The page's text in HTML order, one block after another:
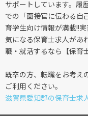
サポートしています。履
での「面接官に伝わる自
育学生向け情報が満載!!
気になる保育士求人があ
職・就活するなら【保育
既卒の方、転職をお考え
ご利用ください。
滋賀県愛知郡の保育士求